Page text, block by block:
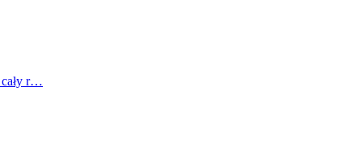
cały r…